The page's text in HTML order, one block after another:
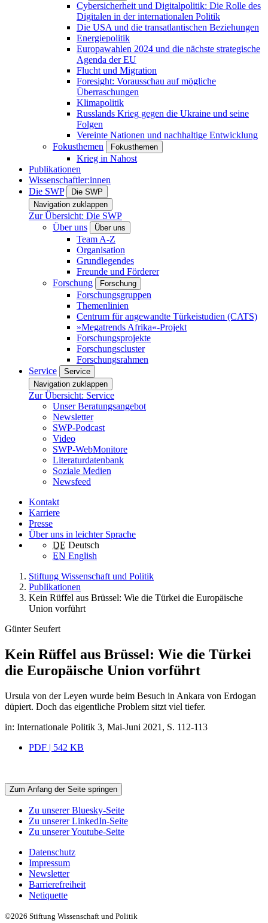
Cybersicherheit und Digitalpolitik: Die Rolle des
Digitalen in der internationalen Politik
Die USA und die transatlantischen Beziehungen
Energiepolitik
Europawahlen 2024 und die nächste strategische
Agenda der EU
Flucht und Migration
Foresight: Vorausschau auf mögliche
Überraschungen
Klimapolitik
Russlands Krieg gegen die Ukraine und seine
Folgen
Vereinte Nationen und nachhaltige Entwicklung
Fokusthemen
Fokusthemen
Krieg in Nahost
Publikationen
Wissenschaftler:innen
Die SWP
Die SWP
Navigation zuklappen
Zur Übersicht: Die SWP
Über uns
Über uns
Team A-Z
Organisation
Grundlegendes
Freunde und Förderer
Forschung
Forschung
Forschungsgruppen
Themenlinien
Centrum für angewandte Türkeistudien (CATS)
»Megatrends Afrika«-Projekt
Forschungsprojekte
Forschungscluster
Forschungsrahmen
Service
Service
Navigation zuklappen
Zur Übersicht: Service
Unser Beratungsangebot
Newsletter
SWP-Podcast
Video
SWP-WebMonitore
Literaturdatenbank
Soziale Medien
Newsfeed
Kontakt
Karriere
Presse
Über uns in leichter Sprache
DE Deutsch
EN English
Stiftung Wissenschaft und Politik
Publikationen
Kein Rüffel aus Brüssel: Wie die Türkei die Europäische
Union vorführt
Günter Seufert
Kein Rüffel aus Brüssel: Wie die Türkei
die Europäische Union vorführt
Ursula von der Leyen wurde beim Besuch in Ankara von Erdogan
düpiert. Doch das eigentliche Problem sitzt viel tiefer.
in: Internationale Politik 3, Mai-Juni 2021, S. 112-113
PDF | 542 KB
Zum Anfang der Seite springen
Zu unserer Bluesky-Seite
Zu unserer LinkedIn-Seite
Zu unserer Youtube-Seite
Datenschutz
Impressum
Newsletter
Barrierefreiheit
Netiquette
©2026 Stiftung Wissenschaft und Politik